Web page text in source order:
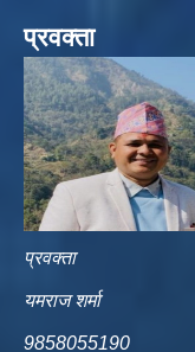
प्रवक्ता
प्रवक्ता
यमराज शर्मा
9858055190